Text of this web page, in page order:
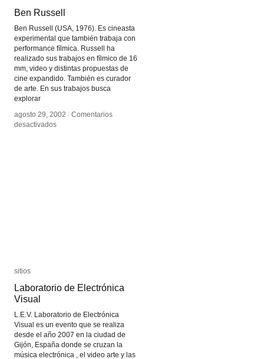
Ben Russell
Ben Russell (USA, 1976). Es cineasta
experimental que también trabaja con
performance fílmica. Russell ha
realizado sus trabajos en fílmico de 16
mm, video y distintas propuestas de
cine expandido. También es curador
de arte. En sus trabajos busca
explorar
agosto 29, 2002 / Comentarios
desactivadosen
Ben Russell
agosto 29, 2002 / Comentarios
desactivadosen
sitios
Laboratorio de Electrónica
Visual
L.E.V. Laboratorio de Electrónica
Visual es un evento que se realiza
desde el año 2007 en la ciudad de
Gijón, España donde se cruzan la
música electrónica , el video arte y las
sitios
Laboratorio de Electrónica
Visual